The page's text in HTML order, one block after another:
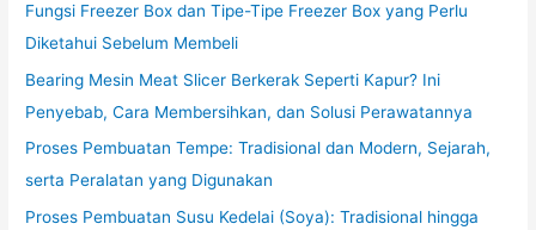
Fungsi Freezer Box dan Tipe-Tipe Freezer Box yang Perlu
Diketahui Sebelum Membeli
Bearing Mesin Meat Slicer Berkerak Seperti Kapur? Ini
Penyebab, Cara Membersihkan, dan Solusi Perawatannya
Proses Pembuatan Tempe: Tradisional dan Modern, Sejarah,
serta Peralatan yang Digunakan
Proses Pembuatan Susu Kedelai (Soya): Tradisional hingga